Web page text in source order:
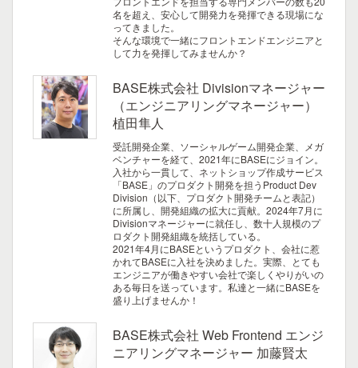
名を超え、安心して開発力を発揮できる現場にな
ってきました。
そんな環境で一緒にフロントエンドエンジニアと
して力を発揮してみませんか？
BASE株式会社 Divisionマネージャー
（エンジニアリングマネージャー）
植田隼人
受託開発企業、ソーシャルゲーム開発企業、メガ
ベンチャーを経て、2021年にBASEにジョイン。
入社から一貫して、ネットショップ作成サービス
「BASE」のプロダクト開発を担うProduct Dev
Division（以下、プロダクト開発チームと表記）
に所属し、開発組織の拡大に貢献。2024年7月に
Divisionマネージャーに就任し、数十人規模のプ
ロダクト開発組織を統括している。
2021年4月にBASEというプロダクト、会社に惹
かれてBASEに入社を決めました。実際、とても
エンジニアが働きやすい会社で楽しくやりがいの
ある毎日を送っています。私達と一緒にBASEを
盛り上げませんか！
BASE株式会社 Web Frontend エンジ
ニアリングマネージャー 加藤賢太